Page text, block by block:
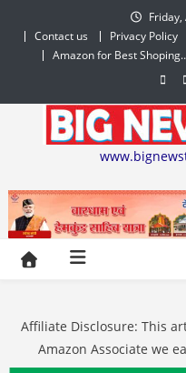
content
Contact us
Privacy Policy
Amazon for Best
Affiliate Disclosure: This
Amazon Associate we